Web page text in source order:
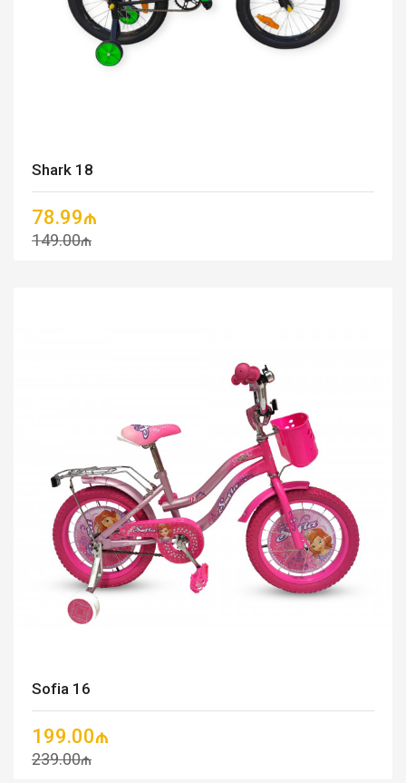
Shark 18
78.99₼
149.00₼
Sofia 16
199.00₼
239.00₼